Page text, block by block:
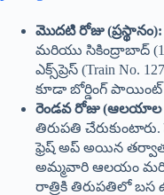
మొదటి రోజు (ప్రస్థానం):
మరియు సికింద్రాబాద్
ఎక్స్‌ప్రెస్ (Train No.
కూడా బోర్డింగ్ పాయింట్
రెండవ రోజు (ఆలయాల
తిరుపతి
ఫ్రెష్ అప్ అయిన
అమ్మవారి ఆలయం
రాత్రికి తిరుపతిలో బస